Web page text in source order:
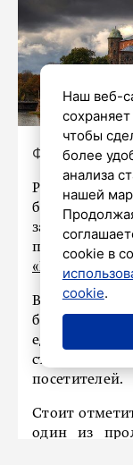
Фото: http://
башне Олафа
«Бриф 24»
Внутри
благодаря
станет
посетителей.
Стоит
один из
Наш веб-
чтобы
более
анализа
нашей
cookie в
cookie.